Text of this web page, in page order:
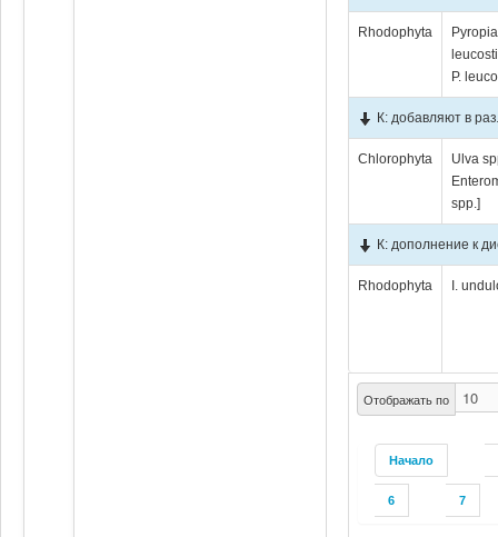
Отображать по
Начало
6 7
Rhodophyta
Pyropia
P.
К: добавляют в
Chlorophyta
Ulva
spp.]
К: дополнение к
Rhodophyta I.